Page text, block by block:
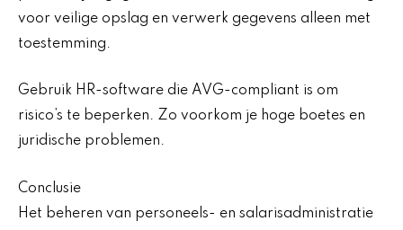
voor veilige opslag en verwerk gegevens alleen met
toestemming.
Gebruik HR-software die AVG-compliant is om
risico’s te beperken. Zo voorkom je hoge boetes en
juridische problemen.
Conclusie
Het beheren van personeels- en salarisadministratie